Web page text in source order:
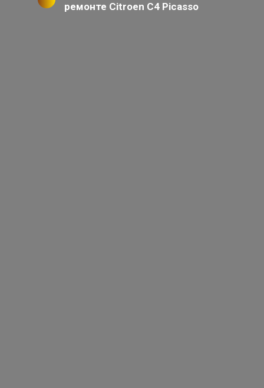
ремонте Citroen C4 Picasso